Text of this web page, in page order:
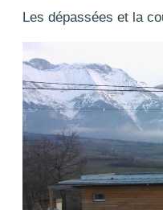
Les dépassées et la